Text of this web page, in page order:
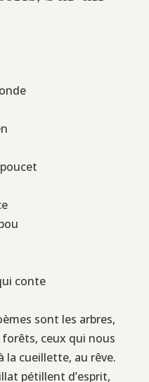
conte
sont les arbres,
forêts, ceux qui nous
la cueillette, au rêve.
pétillent d’esprit,